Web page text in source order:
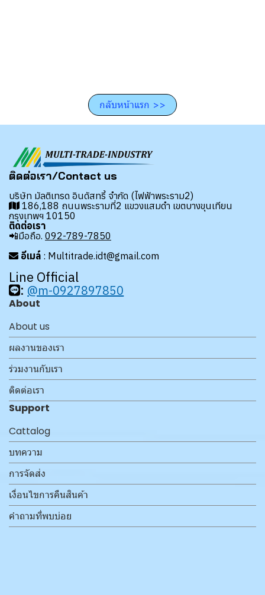
กลับหน้าแรก >>
ติดต่อเรา/Contact us
บริษัท มัลติเทรด อินดัสทรี้ จำกัด (ไฟฟ้าพระราม2)
186,188 ถนนพระรามที่2 แขวงแสมดำ เขตบางขุนเทียน
กรุงเทพฯ 10150
ติดต่อเรา
📲มือถือ. 092-789-7850
อีเมล์ : Multitrade.idt@gmail.com
Line Official
: @m-0927897850
About
About us
ผลงานของเรา
ร่วมงานกับเรา
ติดต่อเรา
Support
Cattalog
บทความ
การจัดส่ง
เงื่อนไขการคืนสินค้า
คำถามที่พบบ่อย